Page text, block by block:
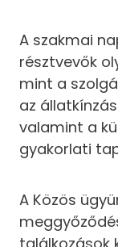
A szakmai
résztvevők
mint a
az
valamint a
gyakorlati
A Közös